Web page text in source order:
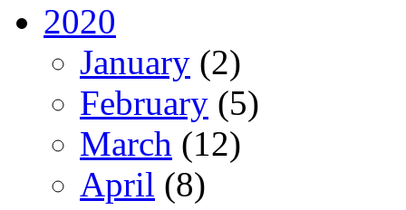
2020
January (2)
February (5)
March (12)
April (8)